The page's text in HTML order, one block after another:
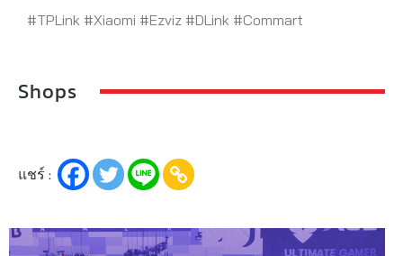
#TPLink #Xiaomi #Ezviz #DLink #Commart
Shops
แชร์ :